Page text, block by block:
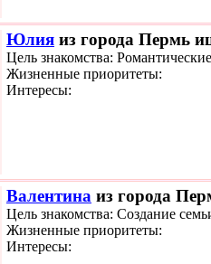
Юлия из города Пермь
Цель знакомства:
Жизненные приоритеты:
Интересы:
Валентина из города
Цель знакомства: Создание
Жизненные приоритеты:
Интересы: